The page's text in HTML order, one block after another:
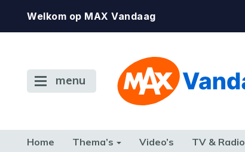
Welkom op MAX Vandaag
menu
Home Thema’s Video’s TV & Radio